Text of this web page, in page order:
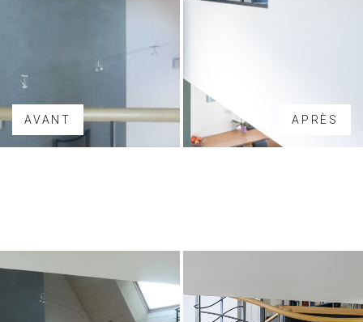
AVANT APRÈS